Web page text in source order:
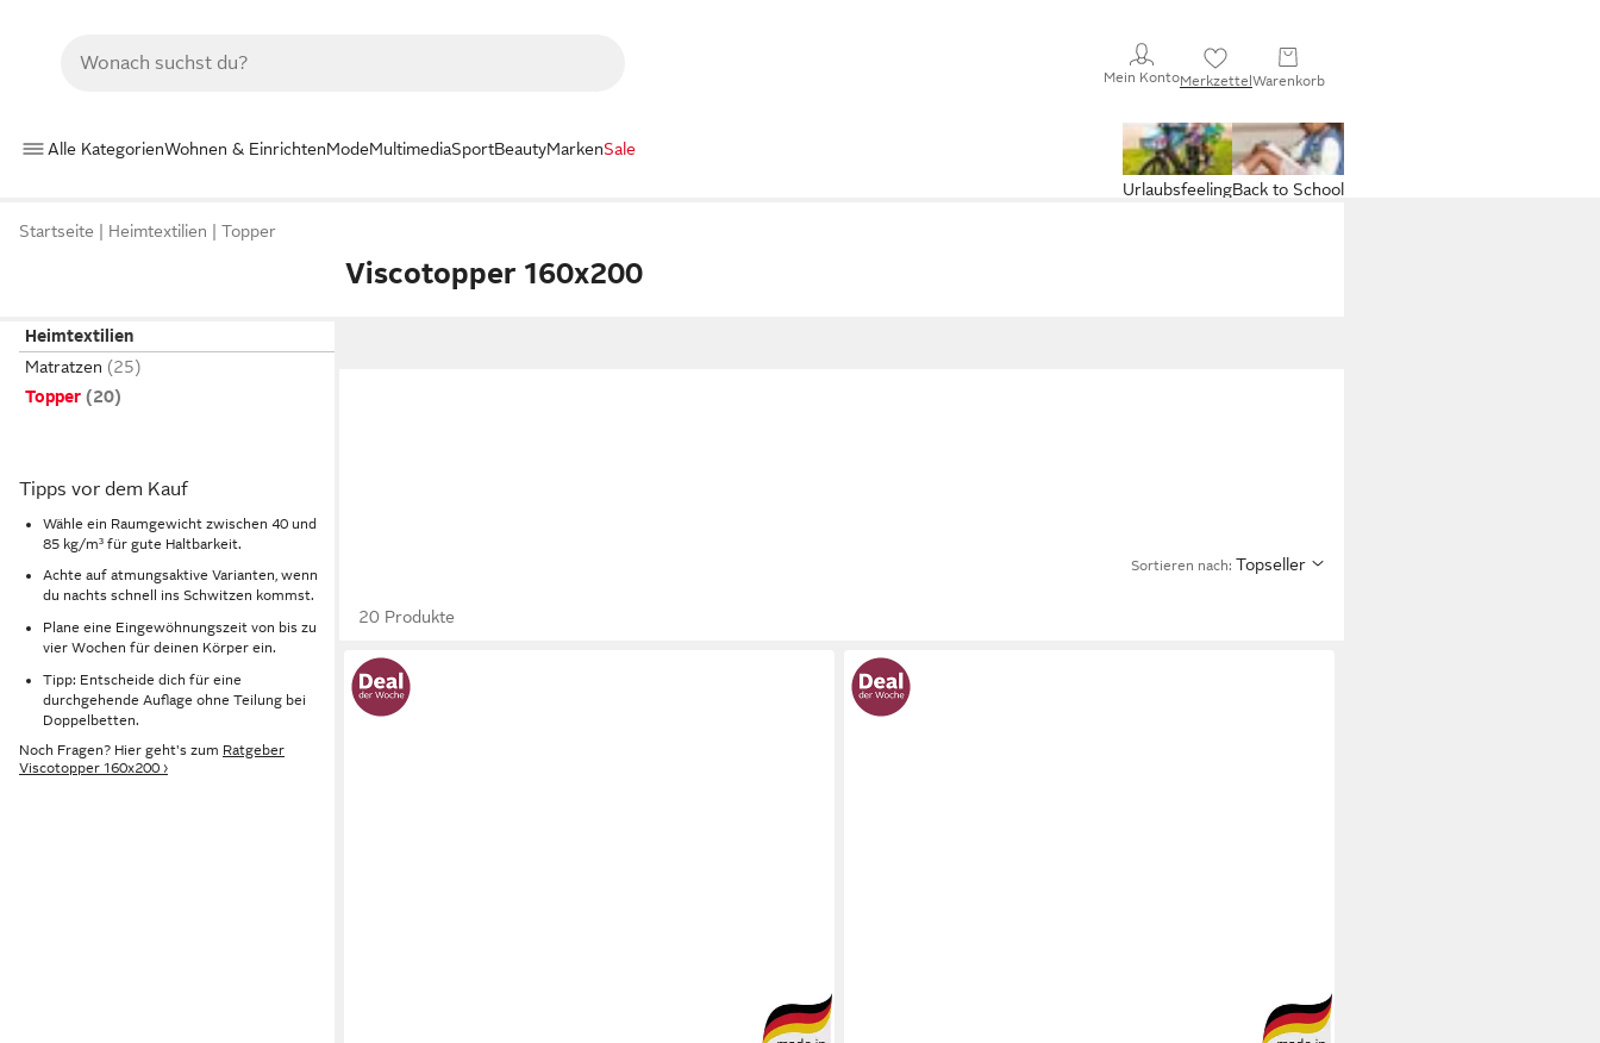
Mein KontoMerkzettelWarenkorb
Alle KategorienWohnen & EinrichtenModeMultimediaSportBeautyMarkenSale
Back to School
Urlaubsfeeling
Startseite Heimtextilien Topper
Viscotopper 160x200
Heimtextilien
Matratzen
Topper
Tipps vor dem Kauf
Wähle ein Raumgewicht zwischen 40 und
85 kg/m³ für gute Haltbarkeit.
Achte auf atmungsaktive Varianten, wenn
du nachts schnell ins Schwitzen kommst.
Plane eine Eingewöhnungszeit von bis zu
vier Wochen für deinen Körper ein.
Tipp: Entscheide dich für eine
durchgehende Auflage ohne Teilung bei
Doppelbetten.
Noch Fragen? Hier geht's zum Ratgeber
Viscotopper 160x200 ›
Sortieren nach: Topseller
20 Produkte